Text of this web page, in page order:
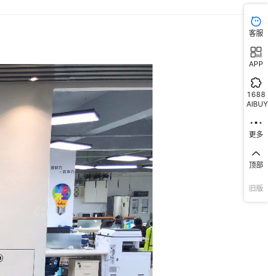
客服
APP
1688
AIBUY
更多
顶部
旧版